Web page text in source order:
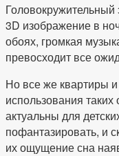
3D изображение в
обоях, громкая
превосходит все
Но все же квартиры
использования
актуальны для
пофантазировать, и
их ощущение сна